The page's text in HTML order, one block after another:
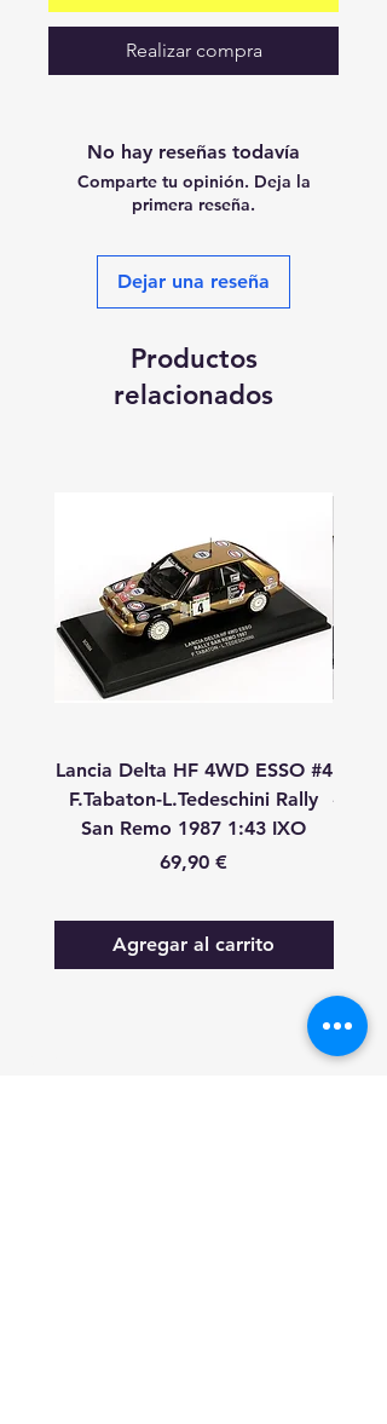
Realizar compra
No hay reseñas todavía
Comparte tu opinión. Deja la
primera reseña.
Dejar una reseña
Productos
relacionados
Lancia Delta HF 4WD ESSO #4
F.Tabaton-L.Tedeschini Rally
San Remo 1987 1:43 IXO
Precio
69,90 €
Agregar al carrito
#11